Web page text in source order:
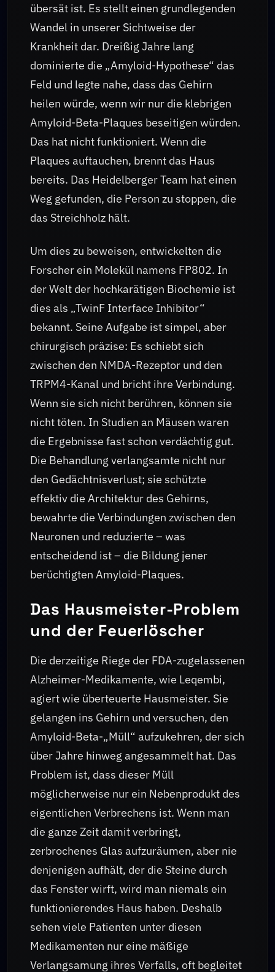
übersät ist. Es stellt einen grundlegenden
Wandel in unserer Sichtweise der
Krankheit dar. Dreißig Jahre lang
dominierte die „Amyloid-Hypothese“ das
Feld und legte nahe, dass das Gehirn
heilen würde, wenn wir nur die klebrigen
Amyloid-Beta-Plaques beseitigen würden.
Das hat nicht funktioniert. Wenn die
Plaques auftauchen, brennt das Haus
bereits. Das Heidelberger Team hat einen
Weg gefunden, die Person zu stoppen, die
das Streichholz hält.
Um dies zu beweisen, entwickelten die
Forscher ein Molekül namens FP802. In
der Welt der hochkarätigen Biochemie ist
dies als „TwinF Interface Inhibitor“
bekannt. Seine Aufgabe ist simpel, aber
chirurgisch präzise: Es schiebt sich
zwischen den NMDA-Rezeptor und den
TRPM4-Kanal und bricht ihre Verbindung.
Wenn sie sich nicht berühren, können sie
nicht töten. In Studien an Mäusen waren
die Ergebnisse fast schon verdächtig gut.
Die Behandlung verlangsamte nicht nur
den Gedächtnisverlust; sie schützte
effektiv die Architektur des Gehirns,
bewahrte die Verbindungen zwischen den
Neuronen und reduzierte – was
entscheidend ist – die Bildung jener
berüchtigten Amyloid-Plaques.
Das Hausmeister-Problem
und der Feuerlöscher
Die derzeitige Riege der FDA-zugelassenen
Alzheimer-Medikamente, wie Leqembi,
agiert wie überteuerte Hausmeister. Sie
gelangen ins Gehirn und versuchen, den
Amyloid-Beta-„Müll“ aufzukehren, der sich
über Jahre hinweg angesammelt hat. Das
Problem ist, dass dieser Müll
möglicherweise nur ein Nebenprodukt des
eigentlichen Verbrechens ist. Wenn man
die ganze Zeit damit verbringt,
zerbrochenes Glas aufzuräumen, aber nie
denjenigen aufhält, der die Steine durch
das Fenster wirft, wird man niemals ein
funktionierendes Haus haben. Deshalb
sehen viele Patienten unter diesen
Medikamenten nur eine mäßige
Verlangsamung ihres Verfalls, oft begleitet